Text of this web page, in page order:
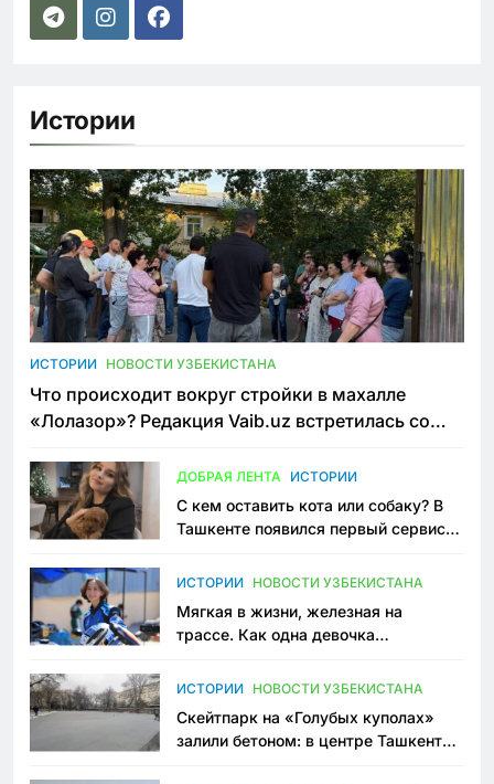
Истории
ИСТОРИИ НОВОСТИ УЗБЕКИСТАНА
Что происходит вокруг стройки в махалле
«Лолазор»? Редакция Vaib.uz встретилась со
ДОБРАЯ ЛЕНТА ИСТОРИИ
С кем оставить кота или собаку? В
Ташкенте появился первый сервис
ИСТОРИИ НОВОСТИ УЗБЕКИСТАНА
Мягкая в жизни, железная на
трассе. Как одна девочка
Узбекистане
ИСТОРИИ НОВОСТИ УЗБЕКИСТАНА
Скейтпарк на «Голубых куполах»
залили бетоном: в центре Ташкента